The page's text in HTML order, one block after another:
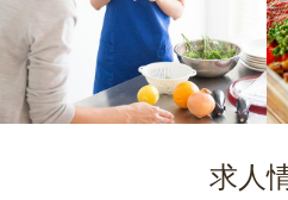
求人